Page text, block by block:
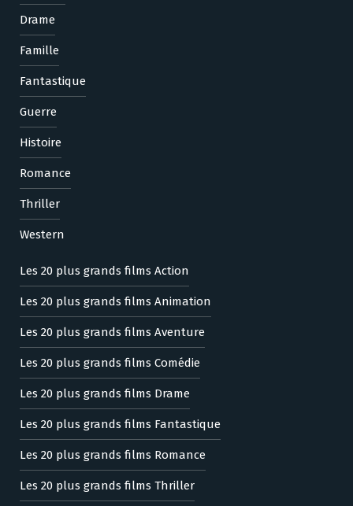
Drame
Famille
Fantastique
Guerre
Histoire
Romance
Thriller
Western
Les 20 plus grands films Action
Les 20 plus grands films Animation
Les 20 plus grands films Aventure
Les 20 plus grands films Comédie
Les 20 plus grands films Drame
Les 20 plus grands films Fantastique
Les 20 plus grands films Romance
Les 20 plus grands films Thriller